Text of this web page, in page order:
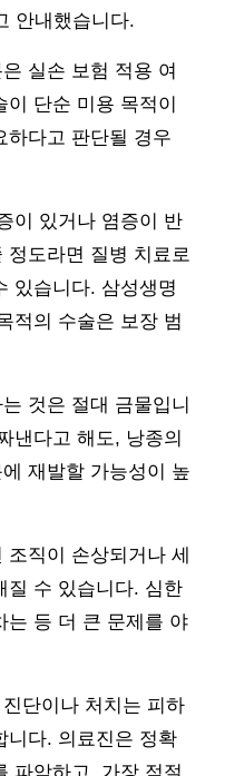
안내했습니다.
실손 보험 적용 여
단순 미용 목적이
하다고 판단될 경우
이 있거나 염증이 반
정도라면 질병 치료로
있습니다. 삼성생명
적의 수술은 보장 범
것은 절대 금물입니
낸다고 해도, 낭종의
재발할 가능성이 높
직이 손상되거나 세
질 수 있습니다. 심한
는 등 더 큰 문제를 야
단이나 처치는 피하
니다. 의료진은 정확